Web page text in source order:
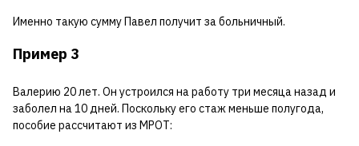
Именно такую сумму Павел получит за больничный.
Пример 3
Валерию 20 лет. Он устроился на работу три месяца назад и
заболел на 10 дней. Поскольку его стаж меньше полугода,
пособие рассчитают из МРОТ: